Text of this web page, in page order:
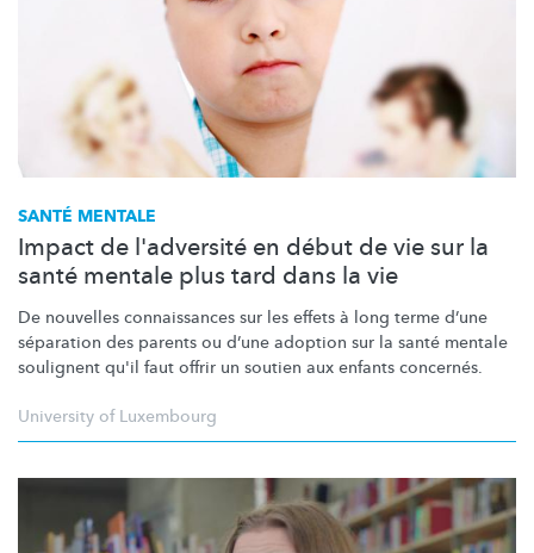
SANTÉ MENTALE
Impact de l'adversité en début de vie sur la
santé mentale plus tard dans la vie
De nouvelles connaissances sur les effets à long terme d’une
séparation des parents ou d’une adoption sur la santé mentale
soulignent qu'il faut offrir un soutien aux enfants concernés.
University of Luxembourg